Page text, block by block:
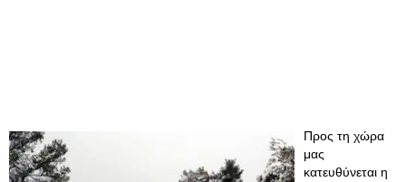
Προς τη χώρα
μας
κατευθύνεται η